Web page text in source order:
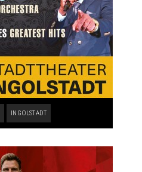
INGOLSTADT